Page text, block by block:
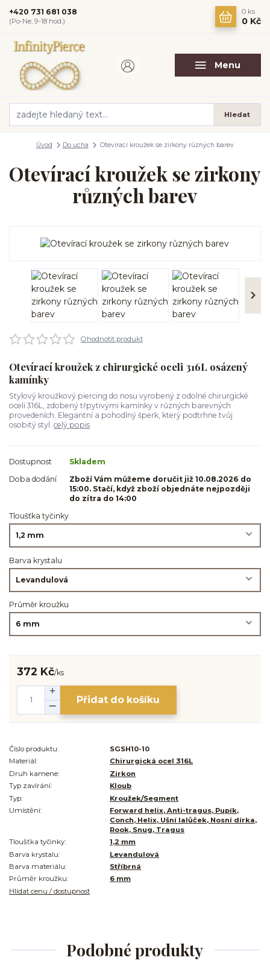
Menu
Hledat
+420 731 681 038
(Po-Ne, 9-18 hod.)
0 ks
0 Kč
Úvod Do ucha Otevírací kroužek se zirkony různých barev
Otevírací kroužek se zirkony
různých barev
Ohodnotit produkt
Otevírací kroužek z chirurgické oceli 316L osázený
kamínky
Stylový kroužkový piercing do nosu vyrobený z odolné chirurgické
oceli 316L, zdobený třpytivými kamínky v různých barevných
provedeních. Elegantní a pohodlný šperk, který podtrhne tvůj
osobitý styl. celý popis
Dostupnost
Skladem
Doba dodání
Zboží Vám můžeme doručit již 10.08.2026 do
15:00. Stačí, když zboží objednáte nejpozději
do zítra do 14:00
Tloušťka tyčinky
Barva krystalu
Průměr kroužku
372 Kč/ks
Přidat do košíku
Číslo produktu:
SGSH10-10
Materiál:
Chirurgická ocel 316L
Druh kamene:
Zirkon
Typ zavírání:
Kloub
Typ:
Kroužek/Segment
Umístění:
Forward helix, Anti-tragus, Pupík,
Conch, Helix, Ušní lalůček, Nosní dírka,
Rook, Snug, Tragus
Tloušťka tyčinky:
1,2 mm
Barva krystalu:
Levandulová
Barva materiálu:
Stříbrná
Průměr kroužku:
6 mm
Hlídat cenu / dostupnost
Podobné produkty